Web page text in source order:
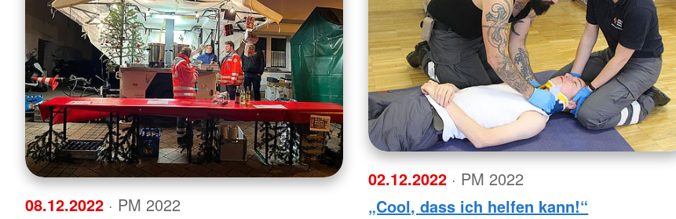
08.12.2022 · PM 2022
02.12.2022 · PM 2022
„Cool, dass ich helfen kann!“